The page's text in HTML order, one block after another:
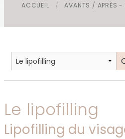
ACCUEIL AVANTS / APRÈS -
Le lipofilling
Lipofilling du